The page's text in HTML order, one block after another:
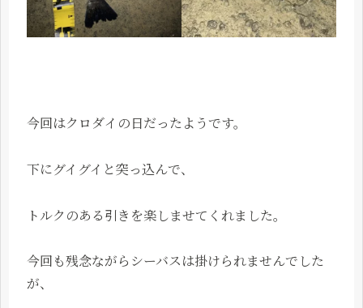
今回はクロダイの日だったようです。
下にグイグイと突っ込んで、
トルクのある引きを楽しませてくれました。
今回も残念ながらシーバスは掛けられませんでした
が、